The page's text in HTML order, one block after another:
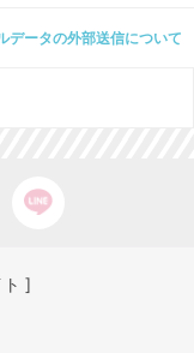
データの外部送信について
ト ]